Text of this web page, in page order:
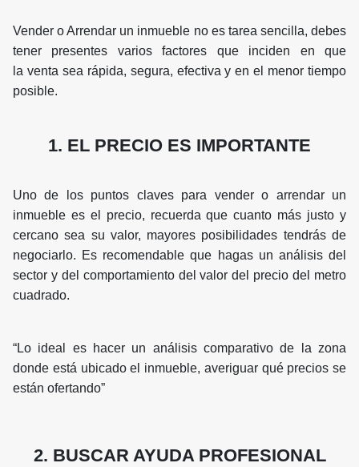
Vender o Arrendar un inmueble no es tarea sencilla, debes
tener presentes varios factores que inciden en que
la venta sea rápida, segura, efectiva y en el menor tiempo
posible.
1. EL PRECIO ES IMPORTANTE
Uno de los puntos claves para vender o arrendar un
inmueble es el precio, recuerda que cuanto más justo y
cercano sea su valor, mayores posibilidades tendrás de
negociarlo. Es recomendable que hagas un análisis del
sector y del comportamiento del valor del precio del metro
cuadrado.
“Lo ideal es hacer un análisis comparativo de la zona
donde está ubicado el inmueble, averiguar qué precios se
están ofertando”
2. BUSCAR AYUDA PROFESIONAL